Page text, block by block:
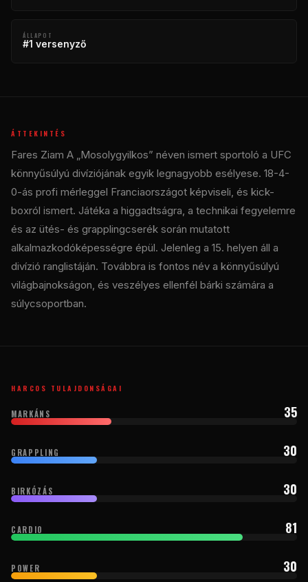
ÁLLAPOT
#1 versenyző
ÁTTEKINTÉS
Fares Ziam A „Mosolygyilkos” néven ismert sportoló a UFC
könnyűsúlyú divíziójának egyik legnagyobb esélyese. 18-4-
0-ás profi mérleggel Franciaországot képviseli, és kick-
boxról ismert. Játéka a higgadtságra, a technikai fegyelemre
és az ütés- és grapplingcserék során mutatott
alkalmazkodóképességre épül. Jelenleg a 15. helyen áll a
divízió ranglistáján. Továbbra is fontos név a könnyűsúlyú
világbajnokságon, és veszélyes ellenfél bárki számára a
súlycsoportban.
HARCOS TULAJDONSÁGAI
MARKÁNS 35
GRAPPLING 30
BIRKÓZÁS 30
CARDIO 81
POWER 30